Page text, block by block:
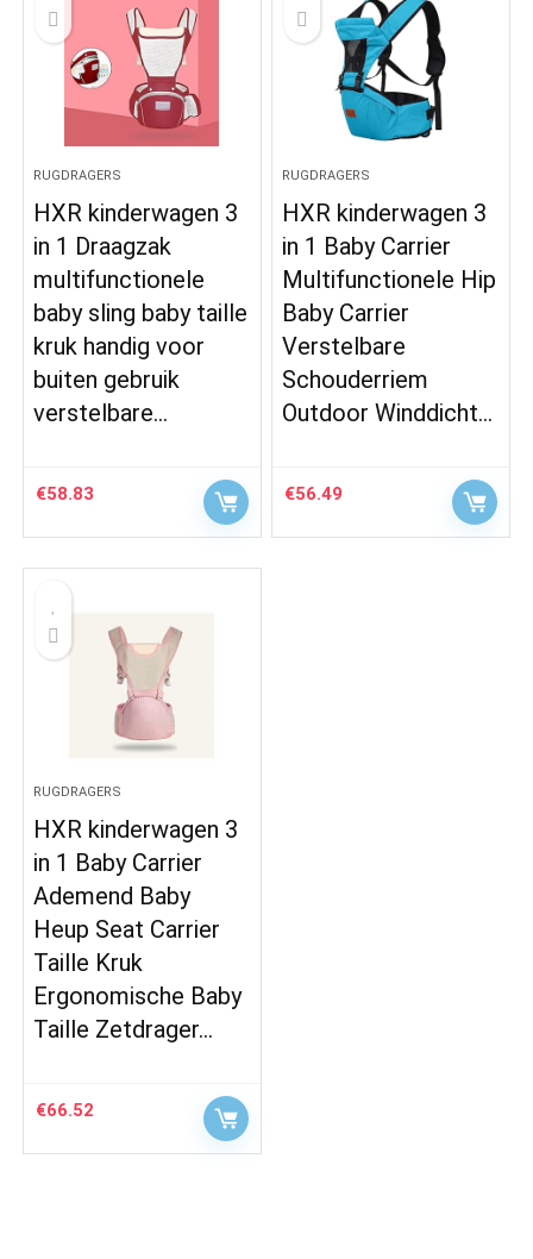
RUGDRAGERS
HXR kinderwagen 3
in 1 Draagzak
multifunctionele
baby sling baby taille
kruk handig voor
buiten gebruik
verstelbare…
€58.83
RUGDRAGERS
HXR kinderwagen 3
in 1 Baby Carrier
Multifunctionele Hip
Baby Carrier
Verstelbare
Schouderriem
Outdoor Winddicht…
€56.49
RUGDRAGERS
HXR kinderwagen 3
in 1 Baby Carrier
Ademend Baby
Heup Seat Carrier
Taille Kruk
Ergonomische Baby
Taille Zetdrager…
€66.52